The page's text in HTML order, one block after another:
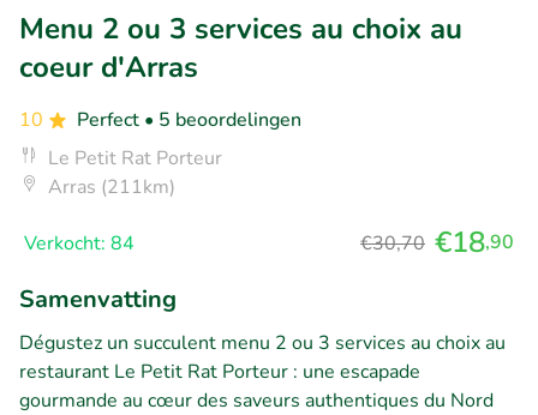
Menu 2 ou 3 services au choix au
coeur d'Arras
10 Perfect • 5 beoordelingen
Le Petit Rat Porteur
Arras (211km)
Verkocht: 84 €30,70 €18,90
Samenvatting
Dégustez un succulent menu 2 ou 3 services au choix au
restaurant Le Petit Rat Porteur : une escapade
gourmande au cœur des saveurs authentiques du Nord